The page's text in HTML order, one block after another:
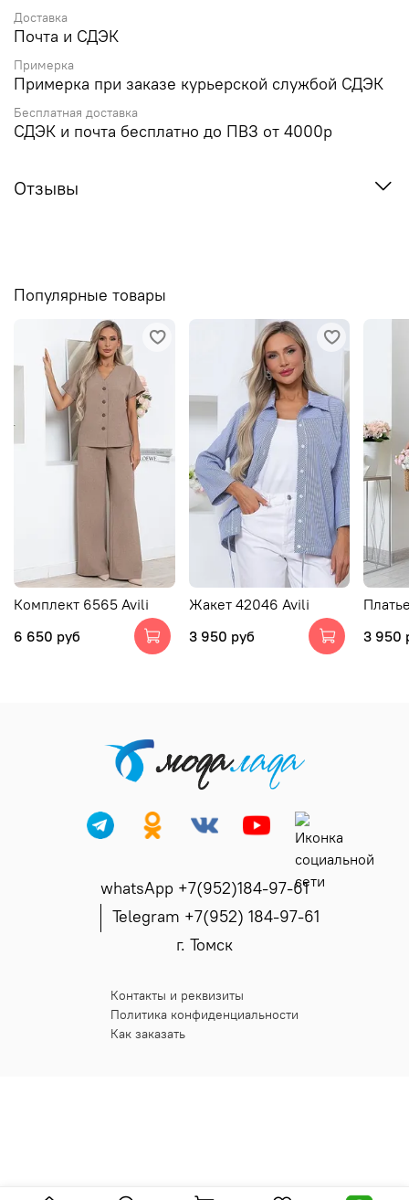
Доставка
Почта и СДЭК
Примерка
Примерка при заказе курьерской службой СДЭК
Бесплатная доставка
СДЭК и почта бесплатно до ПВЗ от 4000р
Отзывы
Популярные товары
Комплект 6565 Avili
6 650 руб
Жакет 42046 Avili
3 950 руб
3 950
whatsApp +7(952)184-97-61
Telegram +7(952) 184-97-61
г. Томск
Контакты и реквизиты
Политика конфиденциальности
Как заказать